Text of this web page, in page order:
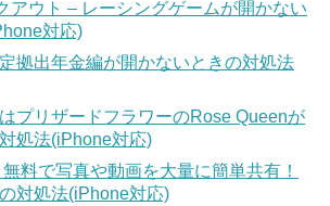
アウト – レーシングゲームが開かない
対応)
拠出年金編が開かないときの対処法
プリザードフラワーのRose Queenが
処法(iPhone対応)
料で写真や動画を大量に簡単共有！
対処法(iPhone対応)